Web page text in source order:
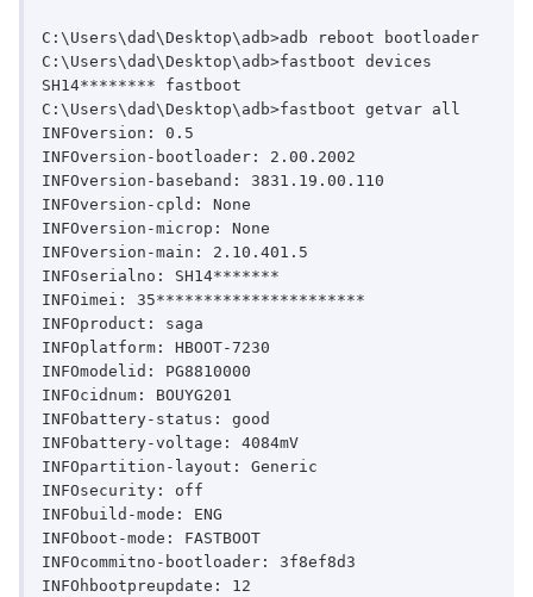
C:\Users\dad\Desktop\adb>adb reboot bootloader
C:\Users\dad\Desktop\adb>fastboot devices
SH14******** fastboot
C:\Users\dad\Desktop\adb>fastboot getvar all
INFOversion: 0.5
INFOversion-bootloader: 2.00.2002
INFOversion-baseband: 3831.19.00.110
INFOversion-cpld: None
INFOversion-microp: None
INFOversion-main: 2.10.401.5
INFOserialno: SH14*******
INFOimei: 35**********************
INFOproduct: saga
INFOplatform: HBOOT-7230
INFOmodelid: PG8810000
INFOcidnum: BOUYG201
INFObattery-status: good
INFObattery-voltage: 4084mV
INFOpartition-layout: Generic
INFOsecurity: off
INFObuild-mode: ENG
INFOboot-mode: FASTBOOT
INFOcommitno-bootloader: 3f8ef8d3
INFOhbootpreupdate: 12